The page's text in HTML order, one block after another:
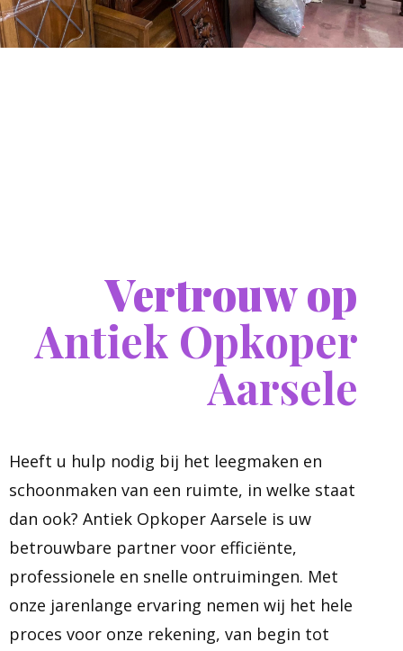
Vertrouw op
Antiek Opkoper
Aarsele
Heeft u hulp nodig bij het leegmaken en
schoonmaken van een ruimte, in welke staat
dan ook? Antiek Opkoper Aarsele is uw
betrouwbare partner voor efficiënte,
professionele en snelle ontruimingen. Met
onze jarenlange ervaring nemen wij het hele
proces voor onze rekening, van begin tot